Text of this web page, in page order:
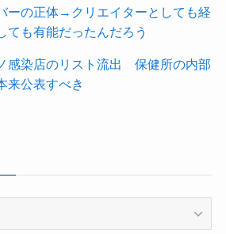
ーの正体→クリエイターとしても経
ても有能だったんだろう
感染店のリスト流出 保健所の内部
来公表すべき